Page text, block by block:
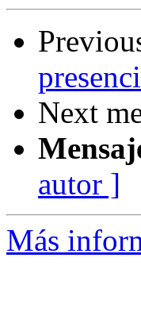
Next
autor ]
Más